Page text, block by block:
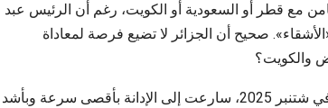
مع قطر أو السعودية أو الكويت، رغم أن الرئيس عبد
صحيح أن الجزائر لا تضيع فرصة لمعاداة
والكويت؟
المفارقة أن الجزائر، حين استهدفت إسرائيل الدوحة في شتنبر 2025، سارعت إلى الإدانة بأقصى سرعة وبأشد